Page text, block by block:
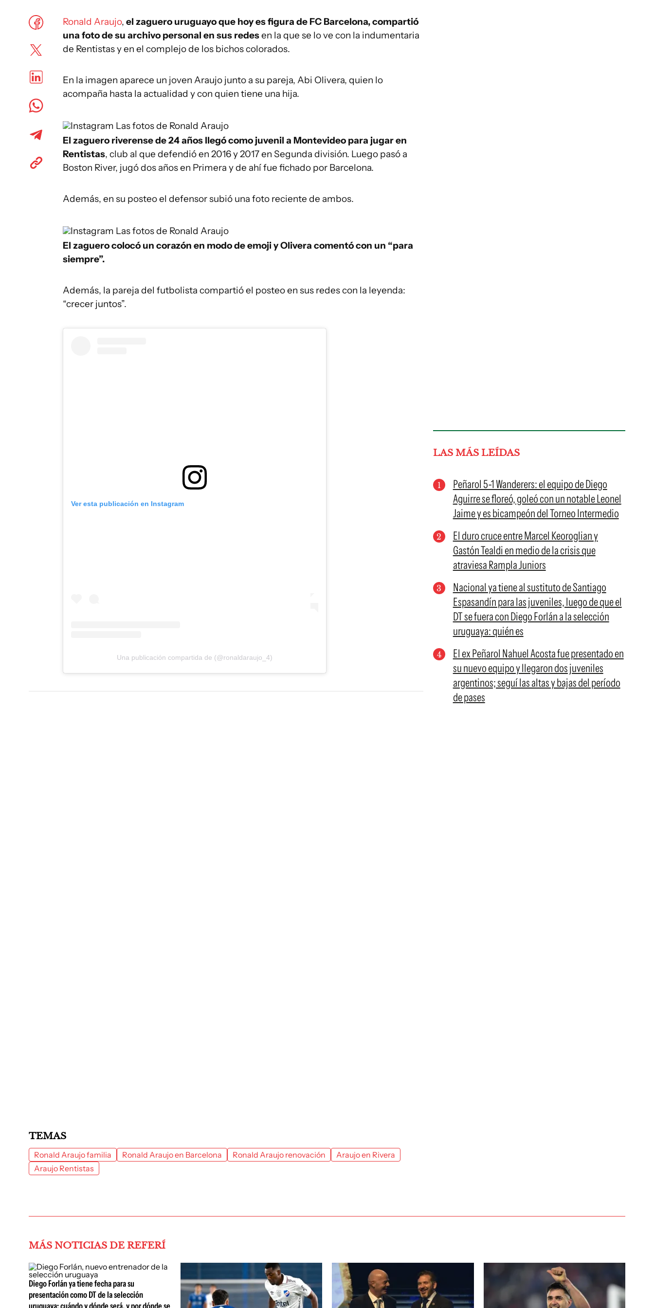
Ronald Araujo, el zaguero uruguayo que hoy es figura de FC Barcelona, compartió
una foto de su archivo personal en sus redesen la que se lo ve con la indumentaria
de Rentistas y en el complejo de los bichos colorados.
En la imagen aparece un joven Araujo junto a su pareja, Abi Olivera, quien lo
acompaña hasta la actualidad y con quien tiene una hija.
Instagram Las fotos de Ronald Araujo
El zaguero riverense de 24 años llegó como juvenil a Montevideo para jugar en
Rentistas, club al que defendió en 2016 y 2017 en Segunda división. Luego pasó a
Boston River, jugó dos años en Primera y de ahí fue fichado por Barcelona.
Además, en su posteo el defensor subió una foto reciente de ambos.
Instagram Las fotos de Ronald Araujo
El zaguero colocó un corazón en modo de emoji y Olivera comentó con un “para
siempre”.
Además, la pareja del futbolista compartió el posteo en sus redes con la leyenda:
“crecer juntos”.
Ver esta publicación en Instagram
Una publicación compartida de (@ronaldaraujo_4)
LAS MÁS LEÍDAS
Peñarol 5-1 Wanderers: el equipo de Diego
Aguirre se floreó, goleó con un notable Leonel
Jaime y es bicampeón del Torneo Intermedio
El duro cruce entre Marcel Keoroglian y
Gastón Tealdi en medio de la crisis que
atraviesa Rampla Juniors
Nacional ya tiene al sustituto de Santiago
Espasandín para las juveniles, luego de que el
DT se fuera con Diego Forlán a la selección
uruguaya: quién es
El ex Peñarol Nahuel Acosta fue presentado en
su nuevo equipo y llegaron dos juveniles
argentinos; seguí las altas y bajas del período
de pases
TEMAS
Ronald Araujo familia Ronald Araujo en Barcelona Ronald Araujo renovación
Araujo en Rivera
Araujo Rentistas
MÁS NOTICIAS DE REFERÍ
Diego Forlán ya tiene fecha para su
presentación como DT de la selección